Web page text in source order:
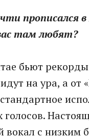
прописался
там любят?
бьют
на ура, а
с низким